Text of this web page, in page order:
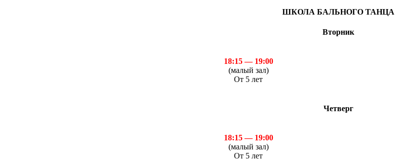
ШКОЛА БАЛЬНОГО ТАНЦА
Вторник
18:15 — 19:00
(малый зал)
От 5 лет
Четверг
18:15 — 19:00
(малый зал)
От 5 лет